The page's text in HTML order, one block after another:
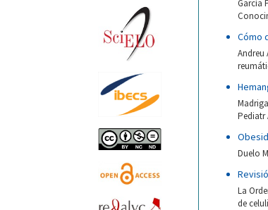
García
Cómo
Andreu
Pediatr
Duelo
La
de